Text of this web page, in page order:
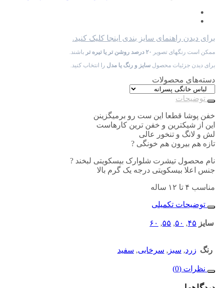
برای دیدن راهنمای سایز بندی اینجا کلیک کنید.
ممکن است رنگهای تصویر ۲۰ درصد روشن تر یا تیره تر
باشند.
برای دیدن جزئیات محصول سایز و رنگ یا مدل را انتخاب کنید.
دسته‌های محصولات
توضیحات
خفن پوشا قطعا این ست رو برمیگزینن
این از شیکترین و خفن ترین کارهاست
لش و لانگ و تنخور عالی
تازه هم بیرون هم خونگی ?
نام محصول تیشرت شلوارک بیسکویتی لبخند ?
جنس اعلا بیسکویتی درجه یک گرم بالا
مناسب ۴ تا ۱۲ ساله
توضیحات تکمیلی
سایز ۴۵, ۵۰, ۵۵, ۶۰
رنگ زرد, سبز , سرخابی, سفید
نظرات (0)